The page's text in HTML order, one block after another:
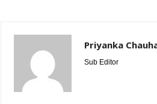
Priyanka
Sub Editor